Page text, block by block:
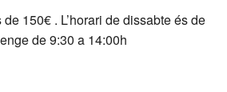
150€ . L’horari de dissabte és de
de 9:30 a 14:00h